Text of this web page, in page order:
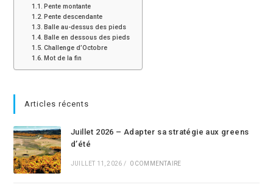
Pente montante
Pente descendante
Balle au-dessus des pieds
Balle en dessous des pieds
Challenge d’Octobre
Mot de la fin
Articles récents
Juillet 2026 – Adapter sa stratégie aux greens
d’été
JUILLET 11, 2026 / 0 COMMENTAIRE